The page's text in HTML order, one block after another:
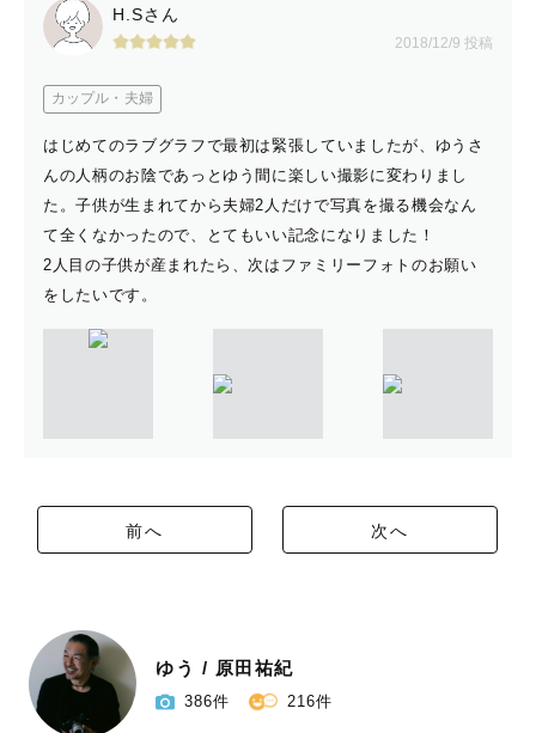
H.Sさん
2018/12/9 投稿
カップル・夫婦
はじめてのラブグラフで最初は緊張していましたが、ゆうさ
んの人柄のお陰であっとゆう間に楽しい撮影に変わりまし
た。子供が生まれてから夫婦2人だけで写真を撮る機会なん
て全くなかったので、とてもいい記念になりました！
2人目の子供が産まれたら、次はファミリーフォトのお願い
をしたいです。
前へ 次へ
ゆう / 原田祐紀
386件 216件